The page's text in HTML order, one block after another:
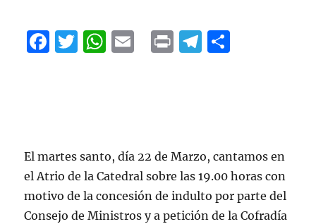
F
o
o
k
T
W
p
p
P
T
a
m
rt
ir
El martes santo, día 22 de Marzo, cantamos en
el Atrio de la Catedral sobre las 19.00 horas con
motivo de la concesión de indulto por parte del
Consejo de Ministros y a petición de la Cofradía